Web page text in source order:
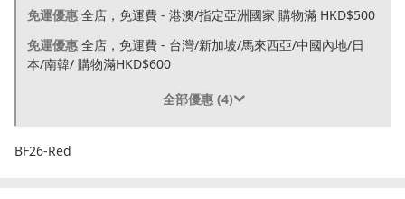
免運優惠 全店，免運費 - 港澳/指定亞洲國家 購物滿 HKD$500
免運優惠 全店，免運費 - 台灣/新加坡/馬來西亞/中國內地/日
本/南韓/ 購物滿HKD$600
全部優惠 (4)
BF26-Red